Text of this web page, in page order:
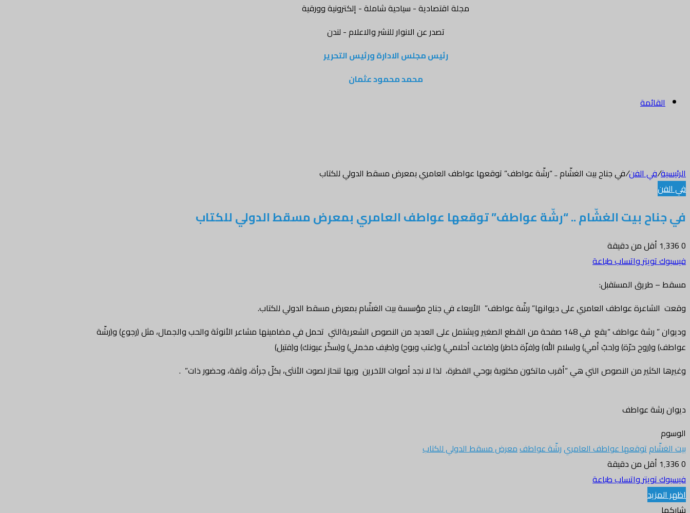
مجلة اقتصادية - سياحية شاملة - إلكترونية وورقية
تصدر عن الانوار للنشر والاعلام - لندن
رئيس مجلس الادارة ورئيس التحرير
محمد محمود عثمان
القائمة
الرئيسية/في الفن/في جناح بيت الغشّام .. “رشّة عواطف” توقعها عواطف العامري بمعرض مسقط الدولي للكتاب
في الفن
في جناح بيت الغشّام .. “رشّة عواطف” توقعها عواطف العامري بمعرض مسقط الدولي للكتاب
0
أقل من دقيقة
فيسبوكتويترواتسابطباعة
مسقط – طريق المستقبل:
وقعت الشاعرة عواطف العامري على ديوانها” رشّة عواطف” الأربعاء في جناح مؤسسة بيت الغشّام بمعرض مسقط الدولي للكتاب.
وديوان ” رشة عواطف “يقع في 148 صفحة من القطع الصغير ويشتمل على العديد من النصوص الشعريةالتي تحمل في مضامينها مشاعر الأنوثة والحب والجمال، مثل (رجوع) و(رشّة
عواطف) و(روح حرّة) و(حبّ أمي) و(سلام الله) و(فزّة خاطر) و(ضاعت أحلامي) و(عتب وبوح) و(طيف مخملي) و(سكّر عيونك) و(فتيل)
وغيرها الكثير من النصوص التي هي “أقرب ماتكون مكتوبة بوحي الفطرة، لذا لا نجد أصوات الآخرين وبها تنحاز لصوت الأنثى، بكلّ جرأة، وثقة، وحضور ذات” .
ديوان رشة عواطف
الوسوم
بيت الغشّامتوقعها عواطف العامريرشّة عواطفمعرض مسقط الدولي للكتاب
0
أقل من دقيقة
فيسبوكتويترواتسابطباعة
اظهر المزيد